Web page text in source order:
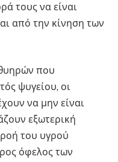
τους να είναι
από την κίνηση των
που
ψυγείου, οι
να μην είναι
εξωτερική
του υγρού
όφελος των